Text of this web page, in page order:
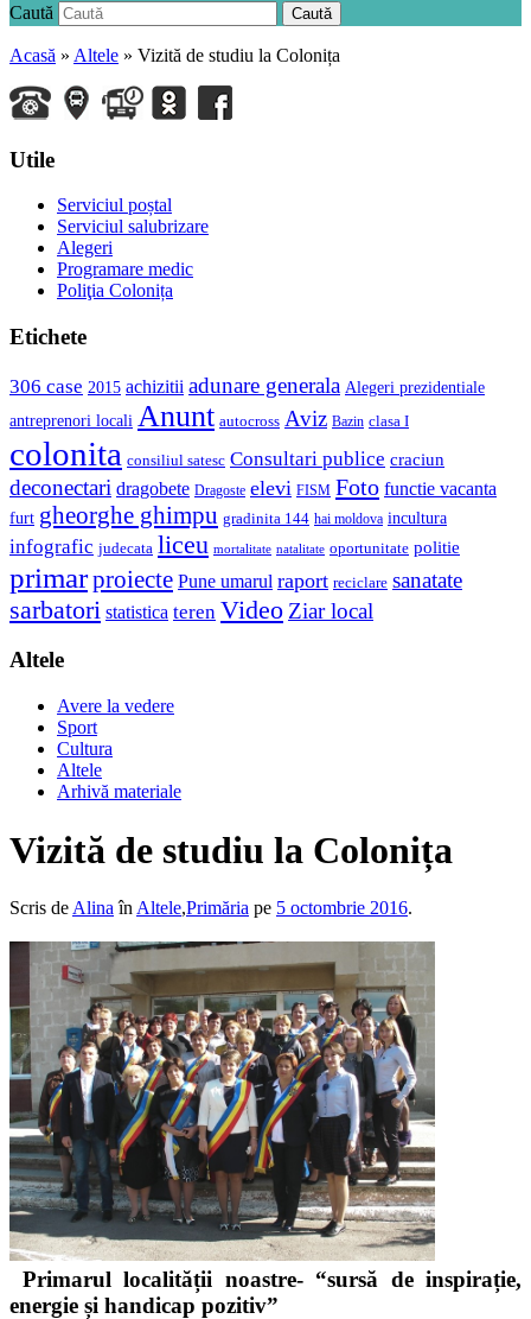
Caută Caută
Acasă » Altele » Vizită de studiu la Colonița
Utile
Serviciul poștal
Serviciul salubrizare
Alegeri
Programare medic
Poliţia Colonița
Etichete
306 case 2015 achizitii adunare generala Alegeri prezidentiale
antreprenori locali Anunt autocross Aviz Bazin clasa I
colonita consiliul satesc Consultari publice craciun
deconectari dragobete Dragoste elevi FISM Foto functie vacanta
furt gheorghe ghimpu gradinita 144 hai moldova incultura
infografic judecata liceu mortalitate natalitate oportunitate politie
primarproiecte Pune umarul raport reciclare sanatate
sarbatori statistica teren Video Ziar local
Altele
Avere la vedere
Sport
Cultura
Altele
Arhivă materiale
Vizită de studiu la Colonița
Scris de Alina în Altele,Primăria pe 5 octombrie 2016.
Primarul localității noastre- “sursă de inspirație,
energie și handicap pozitiv”